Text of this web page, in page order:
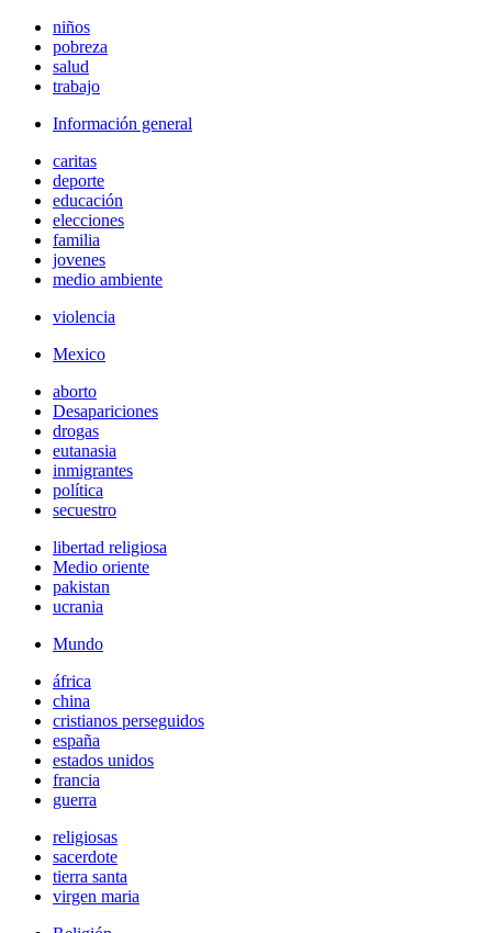
niños
pobreza
salud
trabajo
Información general
caritas
deporte
educación
elecciones
familia
jovenes
medio ambiente
violencia
Mexico
aborto
Desapariciones
drogas
eutanasia
inmigrantes
política
secuestro
libertad religiosa
Medio oriente
pakistan
ucrania
Mundo
áfrica
china
cristianos perseguidos
españa
estados unidos
francia
guerra
religiosas
sacerdote
tierra santa
virgen maria